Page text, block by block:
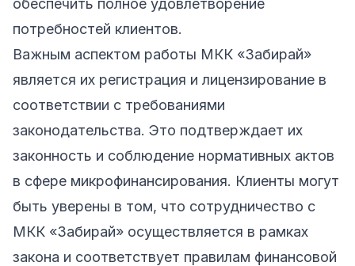
обеспечить полное удовлетворение
потребностей клиентов.
Важным аспектом работы МКК «Забирай»
является их регистрация и лицензирование в
соответствии с требованиями
законодательства. Это подтверждает их
законность и соблюдение нормативных актов
в сфере микрофинансирования. Клиенты могут
быть уверены в том, что сотрудничество с
МКК «Забирай» осуществляется в рамках
закона и соответствует правилам финансовой